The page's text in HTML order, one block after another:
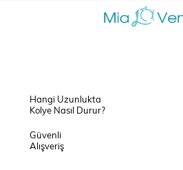
Hangi Uzunlukta
Kolye Nasıl Durur?
Güvenli
Alışveriş